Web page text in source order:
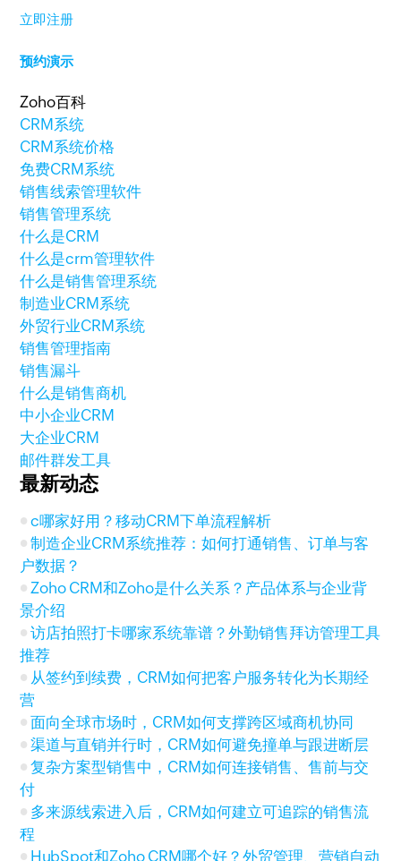
立即注册
预约演示
Zoho百科
CRM系统
CRM系统价格
免费CRM系统
销售线索管理软件
销售管理系统
什么是CRM
什么是crm管理软件
什么是销售管理系统
制造业CRM系统
外贸行业CRM系统
销售管理指南
销售漏斗
什么是销售商机
中小企业CRM
大企业CRM
邮件群发工具
最新动态
c哪家好用？移动CRM下单流程解析
制造企业CRM系统推荐：如何打通销售、订单与客
户数据？
Zoho CRM和Zoho是什么关系？产品体系与企业背
景介绍
访店拍照打卡哪家系统靠谱？外勤销售拜访管理工具
推荐
从签约到续费，CRM如何把客户服务转化为长期经
营
面向全球市场时，CRM如何支撑跨区域商机协同
渠道与直销并行时，CRM如何避免撞单与跟进断层
复杂方案型销售中，CRM如何连接销售、售前与交
付
多来源线索进入后，CRM如何建立可追踪的销售流
程
HubSpot和Zoho CRM哪个好？外贸管理、营销自动